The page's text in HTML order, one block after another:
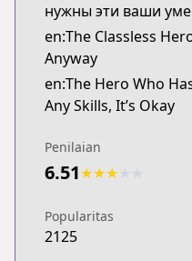
нужны эти ваши
en:The Classless
Anyway
en:The Hero Who
Any Skills, It’s Okay
Penilaian
6.51★★★
Popularitas
2125